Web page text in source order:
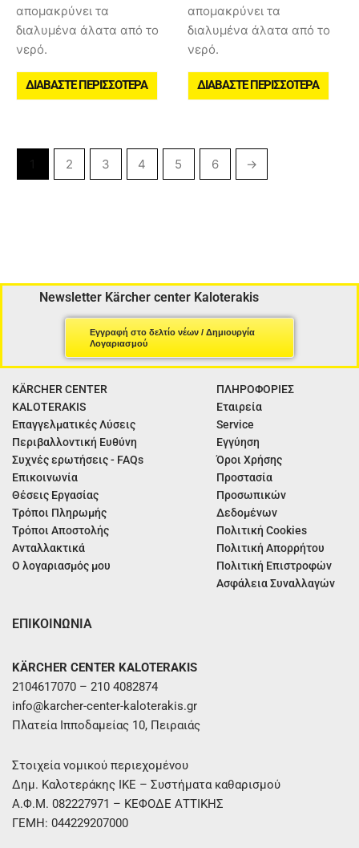
απομακρύνει τα
διαλυμένα άλατα από το
νερό.
ΔΙΑΒΆΣΤΕ ΠΕΡΙΣΣΌΤΕΡΑ
απομακρύνει τα
διαλυμένα άλατα από το
νερό.
ΔΙΑΒΆΣΤΕ ΠΕΡΙΣΣΌΤΕΡΑ
2 3 4 5 6 →
Newsletter Kärcher center Kaloterakis
Εγγραφή στο δελτίο νέων / Δημιουργία
Λογαριασμού
KÄRCHER CENTER
KALOTERAKIS
Επαγγελματικές Λύσεις
Περιβαλλοντική Ευθύνη
Συχνές ερωτήσεις - FAQs
Επικοινωνία
Θέσεις Εργασίας
Τρόποι Πληρωμής
Τρόποι Αποστολής
Ανταλλακτικά
Ο λογαριασμός μου
ΠΛΗΡΟΦΟΡΙΕΣ
Εταιρεία
Service
Εγγύηση
Όροι Χρήσης
Προστασία
Προσωπικών
Δεδομένων
Πολιτική Cookies
Πολιτική Απορρήτου
Πολιτική Επιστροφών
Ασφάλεια Συναλλαγών
ΕΠΙΚΟΙΝΩΝΙΑ
KÄRCHER CENTER KALOTERAKIS
2104617070 – 210 4082874
info@karcher-center-kaloterakis.gr
Πλατεία Ιπποδαμείας 10, Πειραιάς
Στοιχεία νομικού περιεχομένου
Δημ. Καλοτεράκης ΙΚΕ – Συστήματα καθαρισμού
Α.Φ.Μ. 082227971 – ΚΕΦΟΔΕ ΑΤΤΙΚΗΣ
ΓΕΜΗ: 044229207000